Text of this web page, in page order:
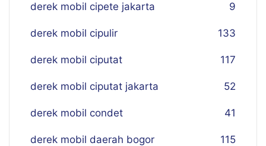
derek mobil cipete jakarta 9
derek mobil cipulir 133
derek mobil ciputat 117
derek mobil ciputat jakarta 52
derek mobil condet 41
derek mobil daerah bogor 115